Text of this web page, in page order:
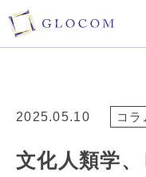
2025.05.10 コラ
文化人類学